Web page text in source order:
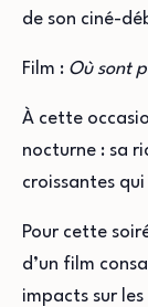
de son ciné-
Film : Où sont
À cette
nocturne : sa
croissantes
Pour cette
d’un film
impacts sur